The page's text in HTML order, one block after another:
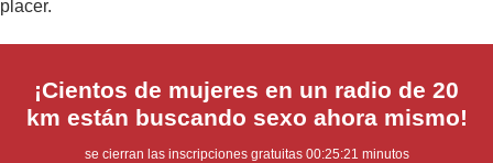
placer.
¡Cientos de mujeres en un radio de 20
km están buscando sexo ahora mismo!
se cierran las inscripciones gratuitas 00:25:20 minutos